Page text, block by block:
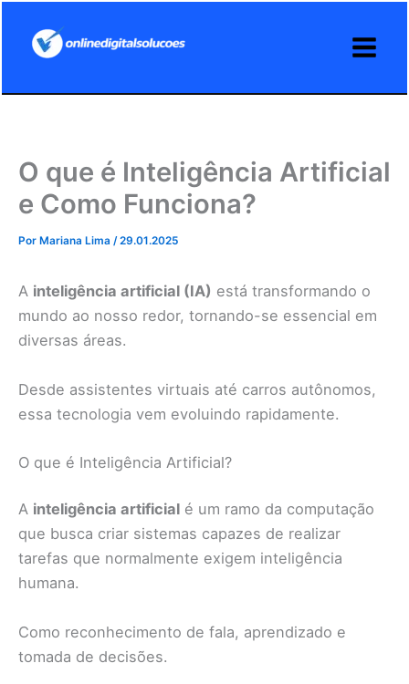
O que é Inteligência Artificial
e Como Funciona?
Por Mariana Lima /29.01.2025
A inteligência artificial (IA) está transformando o
mundo ao nosso redor, tornando-se essencial em
diversas áreas.
Desde assistentes virtuais até carros autônomos,
essa tecnologia vem evoluindo rapidamente.
O que é Inteligência Artificial?
A inteligência artificial é um ramo da computação
que busca criar sistemas capazes de realizar
tarefas que normalmente exigem inteligência
humana.
Como reconhecimento de fala, aprendizado e
tomada de decisões.